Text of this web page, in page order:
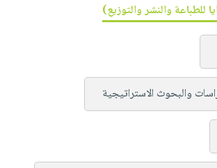
للطباعة والنشر والتوزيع)
والبحوث الاستراتيجية